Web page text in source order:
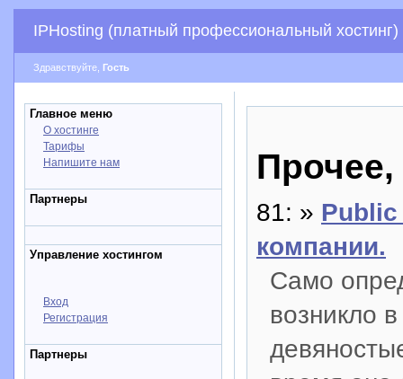
IPHosting (платный профессиональный хостинг)
Здравствуйте, Гость
Главное меню
О хостинге
Тарифы
Напишите нам
Партнеры
Управление хостингом
Вход
Регистрация
Партнеры
Прочее,
81: »
компании.
Само
возникло